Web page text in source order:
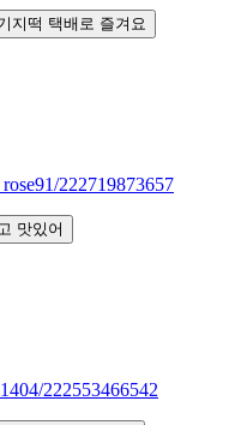
지떡 택배로 즐겨요
222719873657
맛있어
222553466542